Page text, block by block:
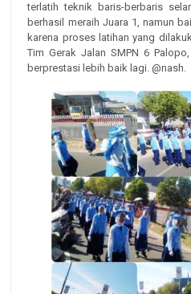
terlatih teknik baris-berbaris
berhasil meraih Juara 1, namun
karena proses latihan yang
Tim Gerak Jalan SMPN 6
berprestasi lebih baik lagi. @nash.